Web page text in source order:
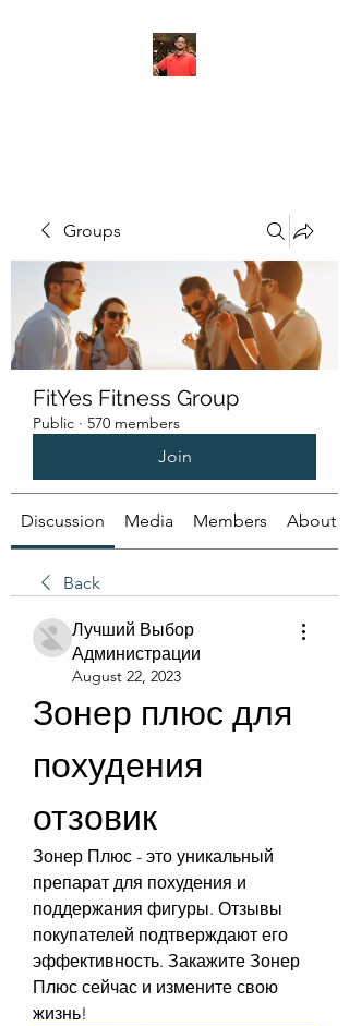
Groups
FitYes Fitness Group
Public · 570 members
Join
Discussion Media Members About
Back
Лучший Выбор
Администрации
August 22, 2023
Зонер плюс для
похудения
отзовик
Зонер Плюс - это уникальный
препарат для похудения и
поддержания фигуры. Отзывы
покупателей подтверждают его
эффективность. Закажите Зонер
Плюс сейчас и измените свою
жизнь!